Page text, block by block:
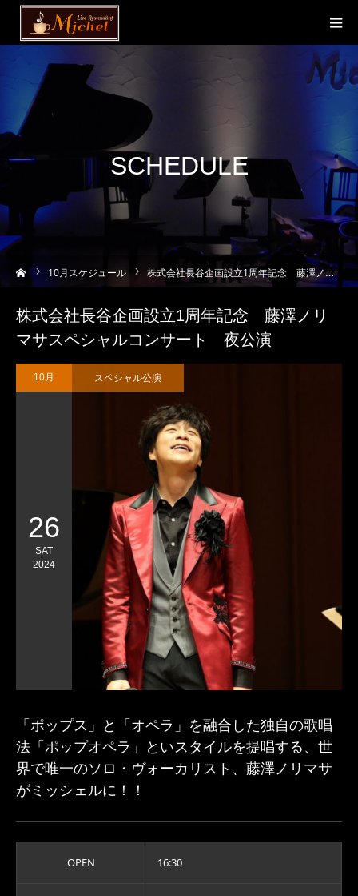
SCHEDULE
10月スケジュール 株式会社長谷企画設立1周年記念 藤澤ノリマサスペシャルコンサート 夜公演
株式会社長谷企画設立1周年記念 藤澤ノリ
マサスペシャルコンサート 夜公演
10月
26
SAT
2024
スペシャル公演
「ポップス」と「オペラ」を融合した独自の歌唱
法「ポップオペラ」といスタイルを提唱する、世
界で唯一のソロ・ヴォーカリスト、藤澤ノリマサ
がミッシェルに！！
OPEN 16:30